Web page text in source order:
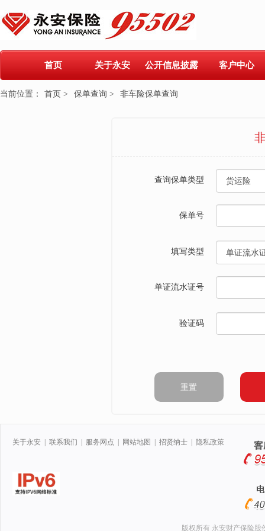
首页 关于永安 公开信息披露 客户中心
当前位置： 首页 > 保单查询 > 非车险保单查询
查询保单类型
保单号
填写类型
单证流水证号
验证码
重置
关于永安 联系我们 服务网点 网站地图 招贤纳士 隐私政策
版权所有 永安财产保险股